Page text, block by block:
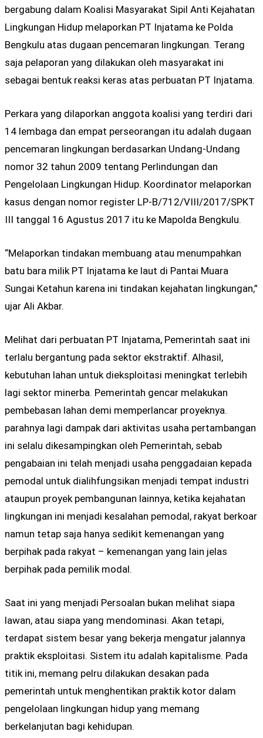
bergabung dalam Koalisi Masyarakat Sipil Anti Kejahatan
Lingkungan Hidup melaporkan PT Injatama ke Polda
Bengkulu atas dugaan pencemaran lingkungan. Terang
saja pelaporan yang dilakukan oleh masyarakat ini
sebagai bentuk reaksi keras atas perbuatan PT Injatama.
Perkara yang dilaporkan anggota koalisi yang terdiri dari
14 lembaga dan empat perseorangan itu adalah dugaan
pencemaran lingkungan berdasarkan Undang-Undang
nomor 32 tahun 2009 tentang Perlindungan dan
Pengelolaan Lingkungan Hidup. Koordinator melaporkan
kasus dengan nomor register LP-B/712/VIII/2017/SPKT
III tanggal 16 Agustus 2017 itu ke Mapolda Bengkulu.
“Melaporkan tindakan membuang atau menumpahkan
batu bara milik PT Injatama ke laut di Pantai Muara
Sungai Ketahun karena ini tindakan kejahatan lingkungan,”
ujar Ali Akbar.
Melihat dari perbuatan PT Injatama, Pemerintah saat ini
terlalu bergantung pada sektor ekstraktif. Alhasil,
kebutuhan lahan untuk dieksploitasi meningkat terlebih
lagi sektor minerba. Pemerintah gencar melakukan
pembebasan lahan demi memperlancar proyeknya.
parahnya lagi dampak dari aktivitas usaha pertambangan
ini selalu dikesampingkan oleh Pemerintah, sebab
pengabaian ini telah menjadi usaha penggadaian kepada
pemodal untuk dialihfungsikan menjadi tempat industri
ataupun proyek pembangunan lainnya, ketika kejahatan
lingkungan ini menjadi kesalahan pemodal, rakyat berkoar
namun tetap saja hanya sedikit kemenangan yang
berpihak pada rakyat – kemenangan yang lain jelas
berpihak pada pemilik modal.
Saat ini yang menjadi Persoalan bukan melihat siapa
lawan, atau siapa yang mendominasi. Akan tetapi,
terdapat sistem besar yang bekerja mengatur jalannya
praktik eksploitasi. Sistem itu adalah kapitalisme. Pada
titik ini, memang pelru dilakukan desakan pada
pemerintah untuk menghentikan praktik kotor dalam
pengelolaan lingkungan hidup yang memang
berkelanjutan bagi kehidupan.